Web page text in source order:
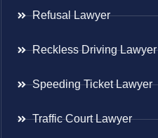
Refusal Lawyer
Reckless Driving Lawyer
Speeding Ticket Lawyer
Traffic Court Lawyer